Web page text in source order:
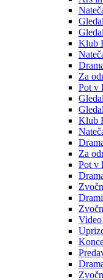
Klub
Za
Pot v
Klub
Za
Pot v
Video